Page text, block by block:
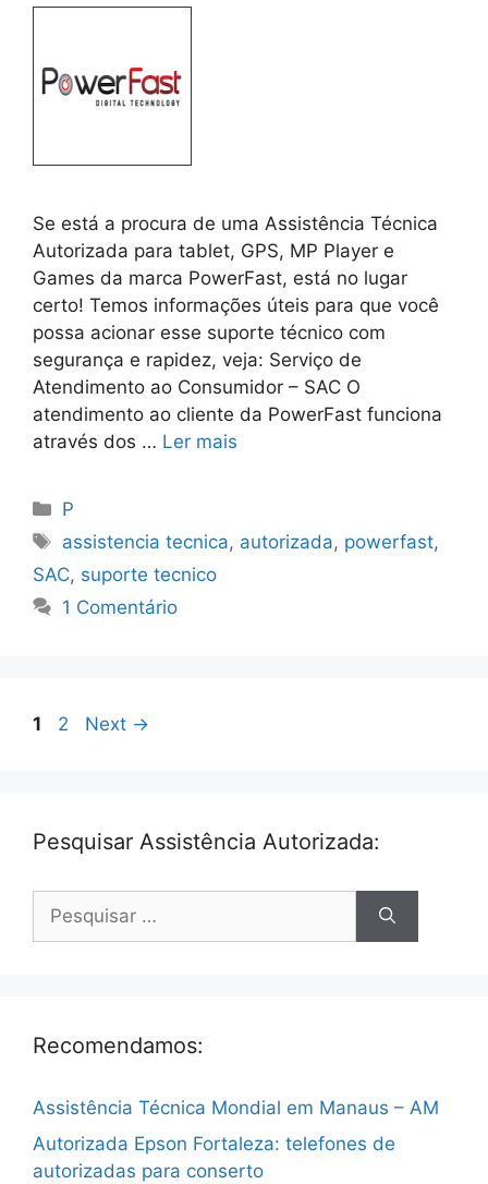
Se está a procura de uma Assistência Técnica
Autorizada para tablet, GPS, MP Player e
Games da marca PowerFast, está no lugar
certo! Temos informações úteis para que você
possa acionar esse suporte técnico com
segurança e rapidez, veja: Serviço de
Atendimento ao Consumidor – SAC O
atendimento ao cliente da PowerFast funciona
através dos … Ler mais
Categorias
P
Tags
assistencia tecnica, autorizada, powerfast,
SAC, suporte tecnico
1 Comentário
Page
1 Page
2 Next →
Pesquisar Assistência Autorizada:
por:
Recomendamos:
Assistência Técnica Mondial em Manaus – AM
Autorizada Epson Fortaleza: telefones de
autorizadas para conserto